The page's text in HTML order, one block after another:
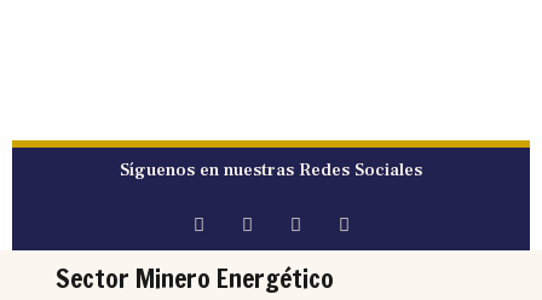
Síguenos en nuestras Redes Sociales
Sector Minero Energético